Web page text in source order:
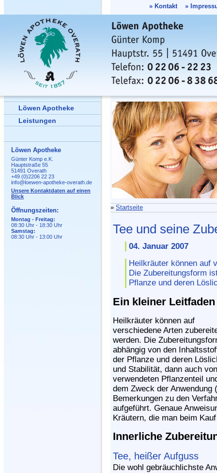
» Kontakt»
Löwen Apotheke
Leistungen
Löwen Apotheke
Günter Komp e.K.
Hauptstraße 55
51491 Overath
+49 (0)2206 22 23
info@loewen-apotheke-overath.de
Unsere Kontaktdaten auf einen
Blick
Öffnungszeiten:
Montag - Freitag:
08:30 Uhr - 18:30 Uhr
Samstag:
08:30 Uhr - 13:00 Uhr
» Startseite
Tee und seine
04. Januar 2007
Heilkräuter können auf
Die Zubereitungsform
Pflanze und deren
Ein kleiner Leitfaden
Heilkräuter können auf
verschiedene Arten
werden. Die
abhängig von den
der Pflanze und deren
und Stabilität, dann auch
verwendeten Pflanzenteil
dem Zweck der
Bemerkungen zu den
aufgeführt. Genaue
Kräutern, die man beim
Innerliche
Tee, heißer Aufguss
Die wohl gebräuchlichste